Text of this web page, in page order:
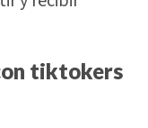
tiktokers